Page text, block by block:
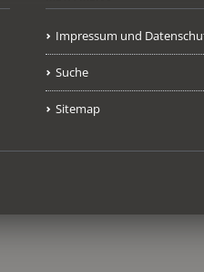
Impressum und
Suche
Sitemap